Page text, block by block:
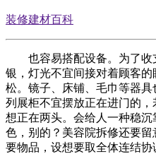
装修建材百科
也容易搭配设备。为了收
银，灯光不宜间接对着顾客
松。镜子、床铺、毛巾等器
列展柜不宜摆放正在进门的
想正在两头。会给人一种稳
色，别的？美容院拆修还要
要物品，设想要取全体连结